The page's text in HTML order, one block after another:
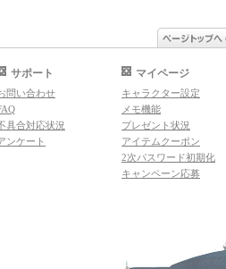
サポート
問い合わせ
具合対応状況
ンケート
マイページ
キャラクター設定
メモ機能
プレゼント状況
アイテムクーポン
2次パスワード初期化
キャンペーン応募